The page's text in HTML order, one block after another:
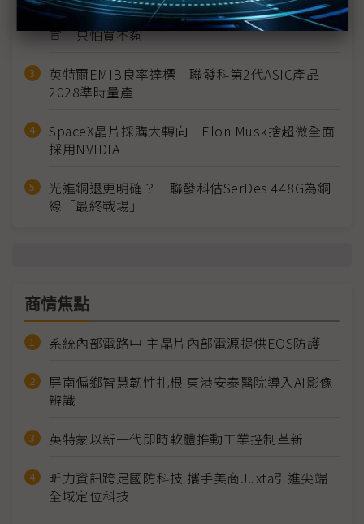
2027全年記憶體產能提前售罄 買家「祕而不
宣」只怕買不夠
英特爾EMIB良率達標 聯發科第2代ASIC產品
2028準時量產
SpaceX晶片採購大轉向 Elon Musk捨超微全面
採用NVIDIA
光進銅退更明確？ 聯發科估SerDes 448G為銅
線「最終戰場」
商情焦點
系統內部電路中 主晶片內部電源提供EOS防護
屏南偏鄉智慧韌性扎根 東港安泰醫院導入AI影像
辨識
英特蒙以新一代即時軟體推動工業控制革新
昕力資訊跨足國防科技 攜手美商Juxta引進尖端
全域定位科技